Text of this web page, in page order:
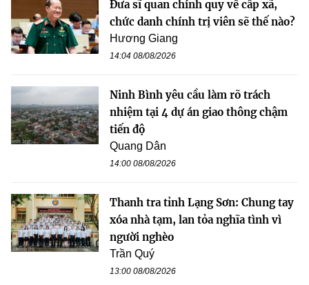
Đưa sĩ quan chính quy về cấp xã,
chức danh chính trị viên sẽ thế nào?
Hương Giang
14:04 08/08/2026
Ninh Bình yêu cầu làm rõ trách
nhiệm tại 4 dự án giao thông chậm
tiến độ
Quang Dân
14:00 08/08/2026
Thanh tra tỉnh Lạng Sơn: Chung tay
xóa nhà tạm, lan tỏa nghĩa tình vì
người nghèo
Trần Quý
13:00 08/08/2026